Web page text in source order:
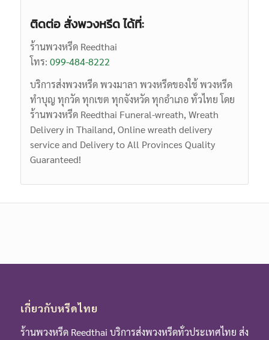
ติดต่อ สั่งพวงหรีด ได้ที่:
ร้านพวงหรีด Reedthai
โทร: 099-484-8222
บริการส่งพวงหรีด พวงมาลา พวงหรีดของใช้ พวงหรีด
ทำบุญ ทุกวัด ทุกเขต ทุกจังหวัด ทุกอำเภอ ทั่วไทย โดย
ร้านพวงหรีด Reedthai Funeral-wreath, Wreath
Delivery in Thailand, Online wreath delivery
service and Delivery to All Provinces Quality
Guaranteed!
เกี่ยวกับหรีดไทย
ร้านพวงหรีด Reedthai บริการส่งพวงหรีดทั่วประเทศไทย ส่ง